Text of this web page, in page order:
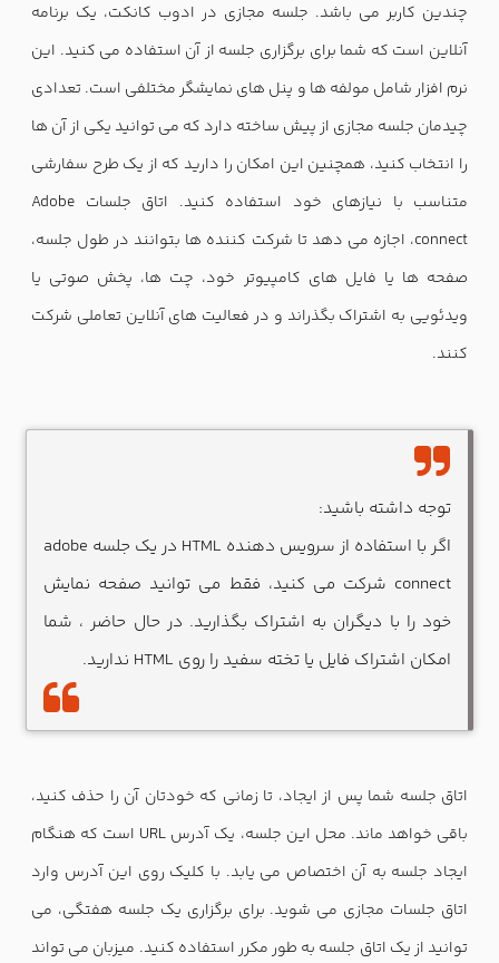
چندین کاربر می باشد. جلسه مجازی در ادوب کانکت، یک برنامه
آنلاین است که شما برای برگزاری جلسه از آن استفاده می کنید. این
نرم افزار شامل مولفه ها و پنل های نمایشگر مختلفی است. تعدادی
چیدمان جلسه مجازی از پیش ساخته دارد که می توانید یکی از آن ها
را انتخاب کنید، همچنین این امکان را دارید که از یک طرح سفارشی
متناسب با نیازهای خود استفاده کنید. اتاق جلسات Adobe
connect، اجازه می دهد تا شرکت کننده ها بتوانند در طول جلسه،
صفحه ها یا فایل های کامپیوتر خود، چت ها، پخش صوتی یا
ویدئویی به اشتراک بگذراند و در فعالیت های آنلاین تعاملی شرکت
کنند.
توجه داشته باشید:
اگر با استفاده از سرویس دهنده HTML در یک جلسه adobe
connect شرکت می کنید، فقط می توانید صفحه نمایش
خود را با دیگران به اشتراک بگذارید. در حال حاضر ، شما
امکان اشتراک فایل یا تخته سفید را روی HTML ندارید.
اتاق جلسه شما پس از ایجاد، تا زمانی که خودتان آن را حذف کنید،
باقی خواهد ماند. محل این جلسه، یک آدرس URL است که هنگام
ایجاد جلسه به آن اختصاص می یابد. با کلیک روی این آدرس وارد
اتاق جلسات مجازی می شوید. برای برگزاری یک جلسه هفتگی، می
توانید از یک اتاق جلسه به طور مکرر استفاده کنید. میزبان می تواند